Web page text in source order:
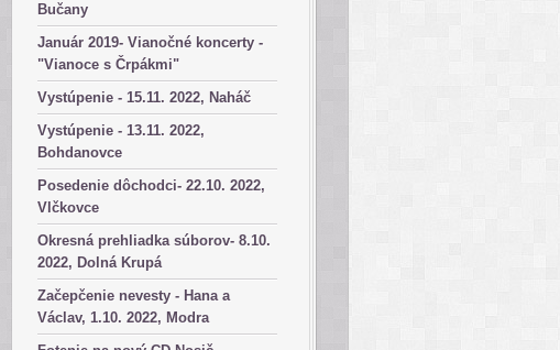
Bučany
Január 2019- Vianočné koncerty -
"Vianoce s Črpákmi"
Vystúpenie - 15.11. 2022, Naháč
Vystúpenie - 13.11. 2022,
Bohdanovce
Posedenie dôchodci- 22.10. 2022,
Vlčkovce
Okresná prehliadka súborov- 8.10.
2022, Dolná Krupá
Začepčenie nevesty - Hana a
Václav, 1.10. 2022, Modra